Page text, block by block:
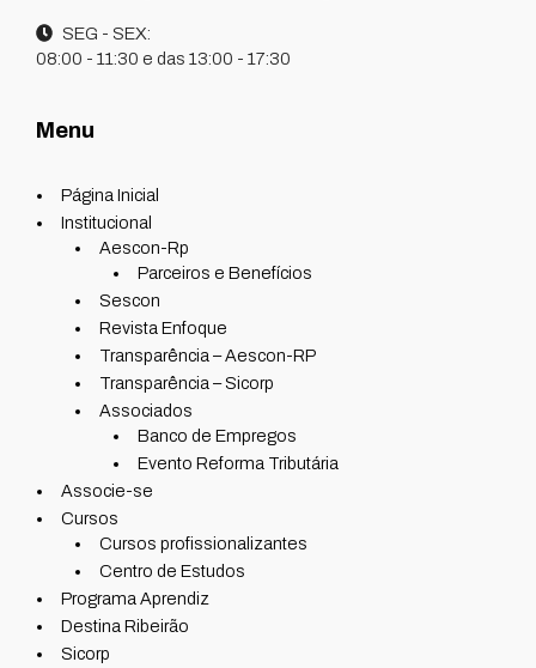
SEG - SEX:
08:00 - 11:30 e das 13:00 - 17:30
Menu
Página Inicial
Institucional
Aescon-Rp
Parceiros e Benefícios
Sescon
Revista Enfoque
Transparência – Aescon-RP
Transparência – Sicorp
Associados
Banco de Empregos
Evento Reforma Tributária
Associe-se
Cursos
Cursos profissionalizantes
Centro de Estudos
Programa Aprendiz
Destina Ribeirão
Sicorp